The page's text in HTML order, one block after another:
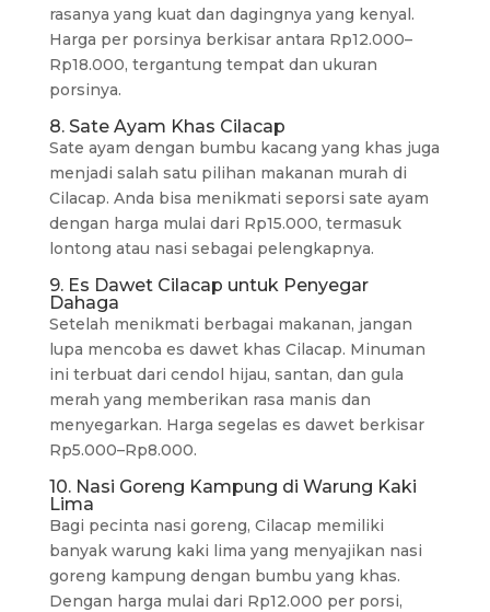
rasanya yang kuat dan dagingnya yang kenyal.
Harga per porsinya berkisar antara Rp12.000–
Rp18.000, tergantung tempat dan ukuran
porsinya.
8. Sate Ayam Khas Cilacap
Sate ayam dengan bumbu kacang yang khas juga
menjadi salah satu pilihan makanan murah di
Cilacap. Anda bisa menikmati seporsi sate ayam
dengan harga mulai dari Rp15.000, termasuk
lontong atau nasi sebagai pelengkapnya.
9. Es Dawet Cilacap untuk Penyegar
Dahaga
Setelah menikmati berbagai makanan, jangan
lupa mencoba es dawet khas Cilacap. Minuman
ini terbuat dari cendol hijau, santan, dan gula
merah yang memberikan rasa manis dan
menyegarkan. Harga segelas es dawet berkisar
Rp5.000–Rp8.000.
10. Nasi Goreng Kampung di Warung Kaki
Lima
Bagi pecinta nasi goreng, Cilacap memiliki
banyak warung kaki lima yang menyajikan nasi
goreng kampung dengan bumbu yang khas.
Dengan harga mulai dari Rp12.000 per porsi,